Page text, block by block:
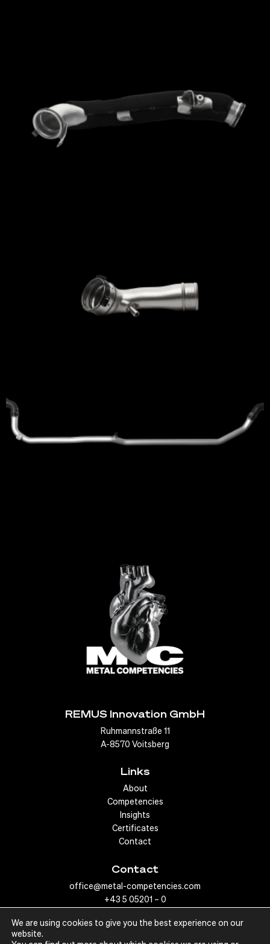
REMUS Innovation GmbH
Ruhmannstraße 11
A-8570 Voitsberg
Links
About
Competencies
Insights
Certificates
Contact
Contact
office@metal-competencies.com
+43 5 05201 – 0
We are using cookies to give you the best experience on our
website.